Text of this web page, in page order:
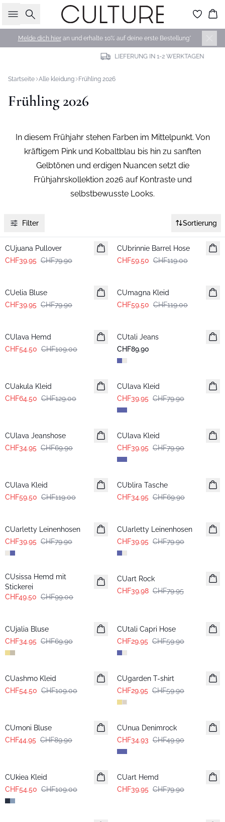
Suche
Melde dich hieran und erhalte 10% auf deine erste Bestellung*
LIEFERUNG IN 1-2 WERKTAGEN
Startseite Alle kleidung Frühling 2026
Frühling 2026
In diesem Frühjahr stehen Farben im Mittelpunkt. Von
kräftigem Pink und Kobaltblau bis hin zu sanften
Gelbtönen und erdigen Nuancen setzt die
Frühjahrskollektion 2026 auf Kontraste und
selbstbewusste Looks.
Filter Sortierung
-50%
CUjuana Pullover
CHF39.95 CHF79.90
CUbrinnie Barrel Hose
CHF59.50 CHF119.00
CUelia Bluse
CHF39.95 CHF79.90
CUmagna Kleid
CHF59.50 CHF119.00
CUlava Hemd
CHF54.50 CHF109.00
CUtali Jeans
CHF89.90
CUakula Kleid
CHF64.50 CHF129.00
-50%
CUlava Kleid
CHF39.95 CHF79.90
CUlava Jeanshose
CHF34.95 CHF69.90
-50%
CUlava Kleid
CHF39.95 CHF79.90
CUlava Kleid
CHF59.50 CHF119.00
-50%
CUblira Tasche
CHF34.95 CHF69.90
CUarletty Leinenhosen
CHF39.95 CHF79.90
CUarletty Leinenhosen
CHF39.95 CHF79.90
-50%
CUsissa Hemd mit
Stickerei
CHF49.50 CHF99.00
-50%
CUart Rock
CHF39.98 CHF79.95
CUjalia Bluse
CHF34.95 CHF69.90
CUtali Capri Hose
CHF29.95 CHF59.90
-50%
CUashmo Kleid
CHF54.50 CHF109.00
-50%
CUgarden T-shirt
CHF29.95 CHF59.90
CUmoni Bluse
CHF44.95 CHF89.90
-30%
CUnua Denimrock
CHF34.93 CHF49.90
CUkiea Kleid
CHF54.50 CHF109.00
-50%
CUart Hemd
CHF39.95 CHF79.90
-50%